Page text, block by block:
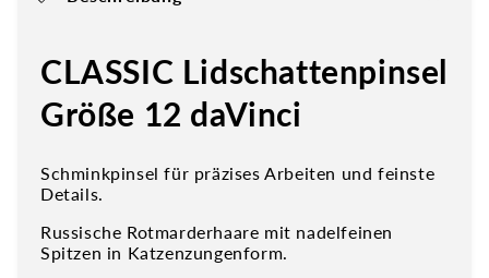
CLASSIC Lidschattenpinsel
Größe 12 daVinci
Schminkpinsel für präzises Arbeiten und feinste
Details.
Russische Rotmarderhaare mit nadelfeinen
Spitzen in Katzenzungenform.